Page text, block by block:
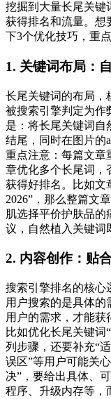
挖掘到大量长尾关键
获得排名和流量。想
下3个优化技巧，重
1. 关键词布局：
长尾关键词的布局，
被搜索引擎判定为作
是：将长尾关键词自
结尾，同时在图片的
重点注意：每篇文章
章优化多个长尾词，
获得好排名。比如文
2026”，那么整篇文
肌选择平价护肤品的
议，自然植入关键词
2. 内容创作：贴
搜索引擎排名的核心
用户搜索的是具体的
用户的需求，才能获
比如优化长尾关键词
列步骤，还要补充“
误区”等用户可能关
决”，要给出具体、
程序、升级内存等，